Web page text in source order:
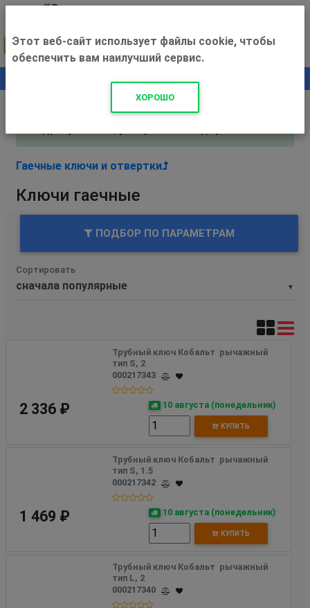
+500 ₽
Внимание! С 3 августа магазин работает по
Гаечные ключи и отвертки
Ключи гаечные
ПОДБОР ПО ПАРАМЕТРАМ
▼
Сортировать
Трубный ключ Кобальт  рычажный
тип S, 2
000217343
2 336 ₽ 10 августа (понедельник)
КУПИТЬ
Трубный ключ Кобальт  рычажный
тип S, 1.5
000217342
1 469 ₽ 10 августа (понедельник)
КУПИТЬ
Трубный ключ Кобальт  рычажный
тип L, 2
000217340
Этот веб-сайт использует файлы cookie, чтобы
обеспечить вам наилучший сервис.
ХОРОШО